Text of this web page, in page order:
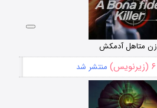
زن متاهل آدمکش
۶ (زیرنویس) منتشر شد